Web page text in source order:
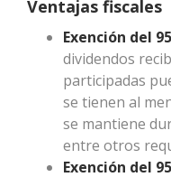
Ventajas fiscales
Exención del
dividendos
participadas
se tienen al
se mantiene
entre otros
Exención del